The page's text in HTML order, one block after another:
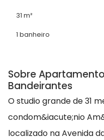
31 m²
1 banheiro
Sobre
Bandeirantes
O studio grande de 31
condom&iacute;nio
localizado na Avenida